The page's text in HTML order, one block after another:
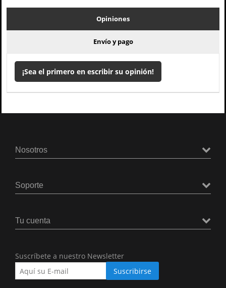
Opiniones
Envío y pago
¡Sea el primero en escribir su opinión!
Nosotros
Soporte
Tu cuenta
Suscríbete a nuestro Newsletter